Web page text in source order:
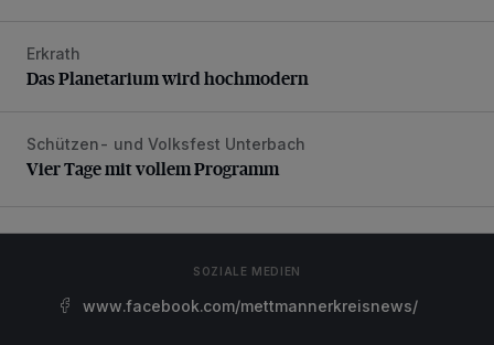
Das Planetarium wird hochmodern
Erkrath
Das Planetarium wird hochmodern
Vier Tage mit vollem Programm
Schützen- und Volksfest Unterbach
Vier Tage mit vollem Programm
SOZIALE MEDIEN
www.facebook.com/mettmannerkreisnews/